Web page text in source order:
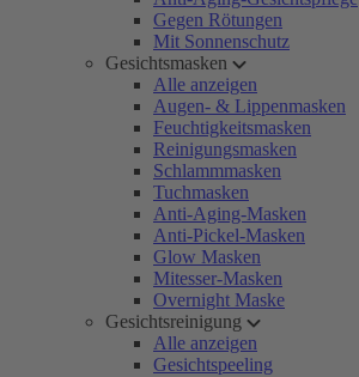
Gegen Rötungen
Mit Sonnenschutz
Gesichtsmasken
Alle anzeigen
Augen- & Lippenmasken
Feuchtigkeitsmasken
Reinigungsmasken
Schlammmasken
Tuchmasken
Anti-Aging-Masken
Anti-Pickel-Masken
Glow Masken
Mitesser-Masken
Overnight Maske
Gesichtsreinigung
Alle anzeigen
Gesichtspeeling